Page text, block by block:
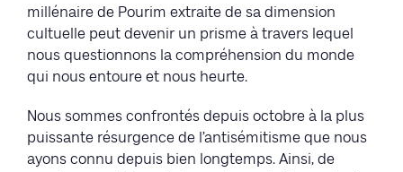
millénaire de Pourim extraite de sa dimension
cultuelle peut devenir un prisme à travers lequel
nous questionnons la compréhension du monde
qui nous entoure et nous heurte.
Nous sommes confrontés depuis octobre à la plus
puissante résurgence de l’antisémitisme que nous
ayons connu depuis bien longtemps. Ainsi, de